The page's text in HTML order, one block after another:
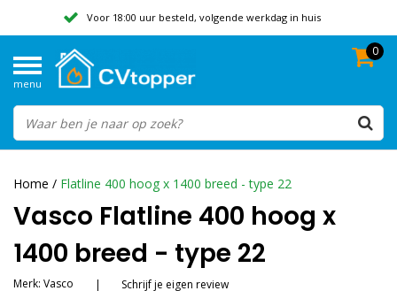
Voor 18:00 uur besteld, volgende werkdag in huis
Beoordeeld met een 9,8
menu
0
Home / Flatline 400 hoog x 1400 breed - type 22
Vasco Flatline 400 hoog x
1400 breed - type 22
Merk: Vasco | Schrijf je eigen review